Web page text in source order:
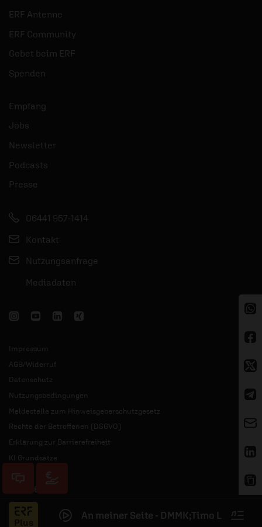
ERF Antenne
ERF Community
Gebet beim ERF
Spenden
Empfang
Jobs
Newsletter
Podcasts
Presse
06441 957-1414
Kontakt
Nutzungsanfrage
Mediadaten
Impressum
AGB/Widerruf
Datenschutz
Nutzungsbedingungen
Meldestelle zum Hinweisgeberschutzgesetz
Rechte der Betroffenen (DSGVO)
Erklärung zur Barrierefreiheit
KI Grundsätze
© 2026 ERF
Jess
Plus
An meiner Seite - DMMK;Timo Langner